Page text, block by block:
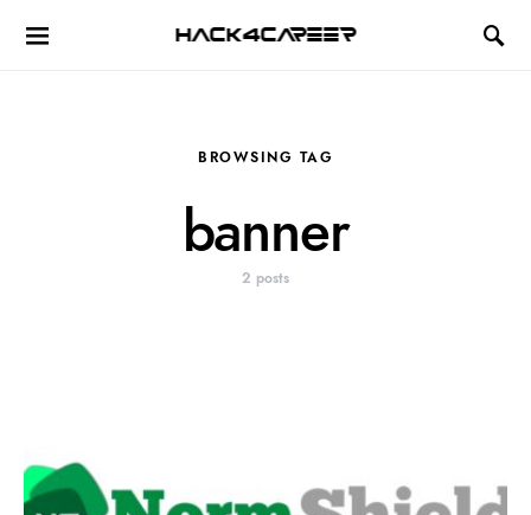
Hack4Career
BROWSING TAG
banner
2 posts